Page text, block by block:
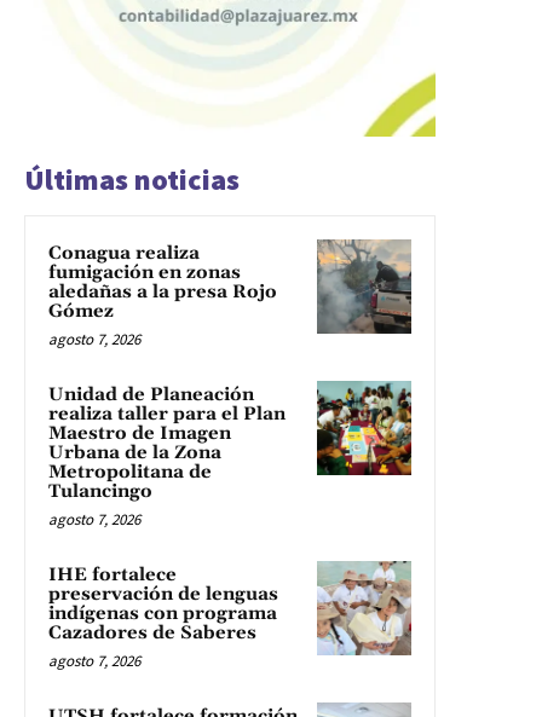
Últimas noticias
Conagua realiza
fumigación en zonas
aledañas a la presa Rojo
Gómez
agosto 7, 2026
Unidad de Planeación
realiza taller para el Plan
Maestro de Imagen
Urbana de la Zona
Metropolitana de
Tulancingo
agosto 7, 2026
IHE fortalece
preservación de lenguas
indígenas con programa
Cazadores de Saberes
agosto 7, 2026